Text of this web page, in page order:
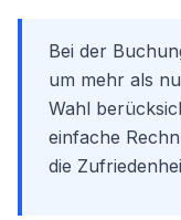
Bei der
um mehr als
Wahl
einfache
die